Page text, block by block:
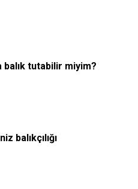
balık tutabilir miyim?
balıkçılığı